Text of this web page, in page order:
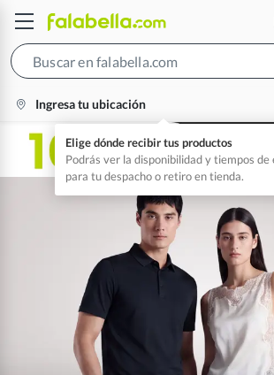
location-
Ingresa tu ubicación
Elige dónde recibir tus productos
Podrás ver la disponibilidad y tiempos de
para tu despacho o retiro en tienda.